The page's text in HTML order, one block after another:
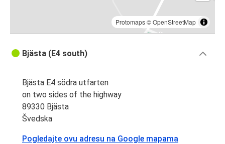
Protomaps©OpenStreetMap
Bjästa (E4 south)
Bjästa E4 södra utfarten
on two sides of the highway
89330 Bjästa
Švedska
Pogledajte ovu adresu na Google mapama